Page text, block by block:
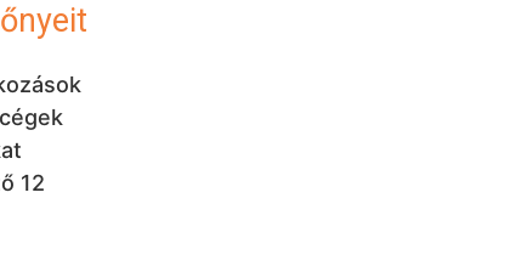
12